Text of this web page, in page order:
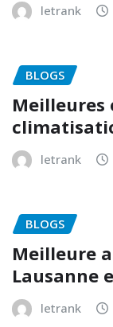
letrank
BLOGS
Meilleures
letrank
BLOGS
Meilleure
Lausanne
letrank